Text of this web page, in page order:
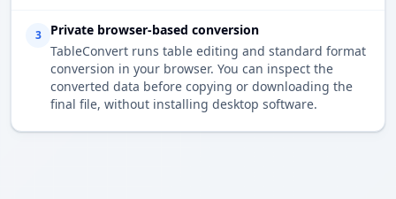
3
Private browser-based conversion
TableConvert runs table editing and standard format
conversion in your browser. You can inspect the
converted data before copying or downloading the
final file, without installing desktop software.